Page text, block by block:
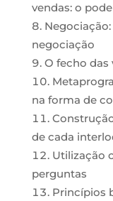
vendas: o
negociação
O fecho das
na forma de
de cada
Utilização
perguntas
Princípios